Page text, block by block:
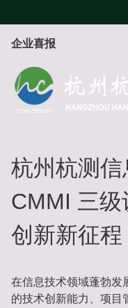
企业喜报
杭州杭测
CMMI 三
创新新征程
在信息技术领域蓬勃发
的技术创新能力、项目